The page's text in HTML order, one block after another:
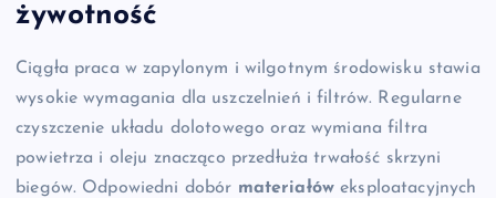
żywotność
Ciągła praca w zapylonym i wilgotnym środowisku stawia
wysokie wymagania dla uszczelnień i filtrów. Regularne
czyszczenie układu dolotowego oraz wymiana filtra
powietrza i oleju znacząco przedłuża trwałość skrzyni
biegów. Odpowiedni dobór materiałów eksploatacyjnych